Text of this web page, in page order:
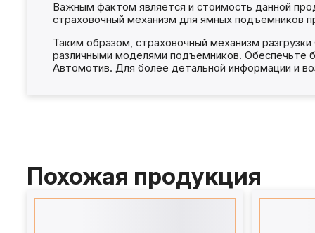
Важным фактом является и стоимость данной
страховочный механизм для ямных подъемников
Таким образом, страховочный механизм
различными моделями подъемников. Обеспечьте
Автомотив. Для более детальной информации и
Похожая продукция